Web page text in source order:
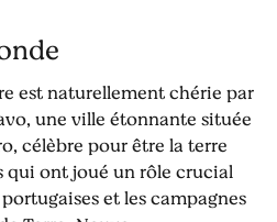
est naturellement chérie par
une ville étonnante située
célèbre pour être la terre
qui ont joué un rôle crucial
et les campagnes